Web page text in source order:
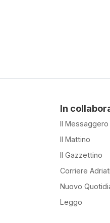
In
Il Messaggero
Il Mattino
Il Gazzettino
Corriere
Nuovo
Leggo